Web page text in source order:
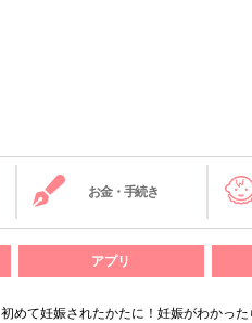
お金・手続き
アプリ
初めて妊娠されたかたに！妊娠がわかっ